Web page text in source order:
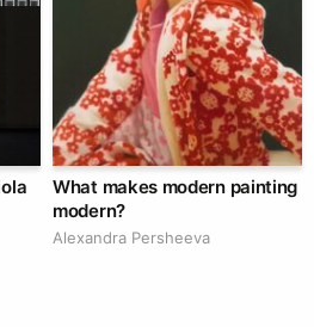
What makes modern painting
modern?
Alexandra Persheeva